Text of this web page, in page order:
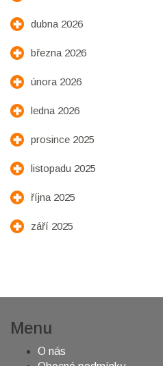
dubna 2026
března 2026
února 2026
ledna 2026
prosince 2025
listopadu 2025
října 2025
září 2025
Menu
O nás